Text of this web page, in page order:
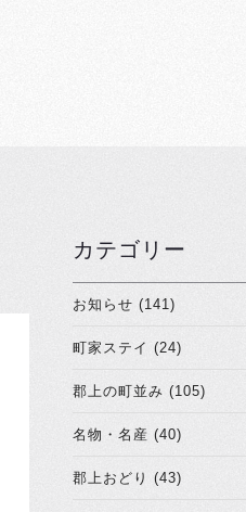
カテゴリー
お知らせ (141)
町家ステイ (24)
郡上の町並み (105)
名物・名産 (40)
郡上おどり (43)